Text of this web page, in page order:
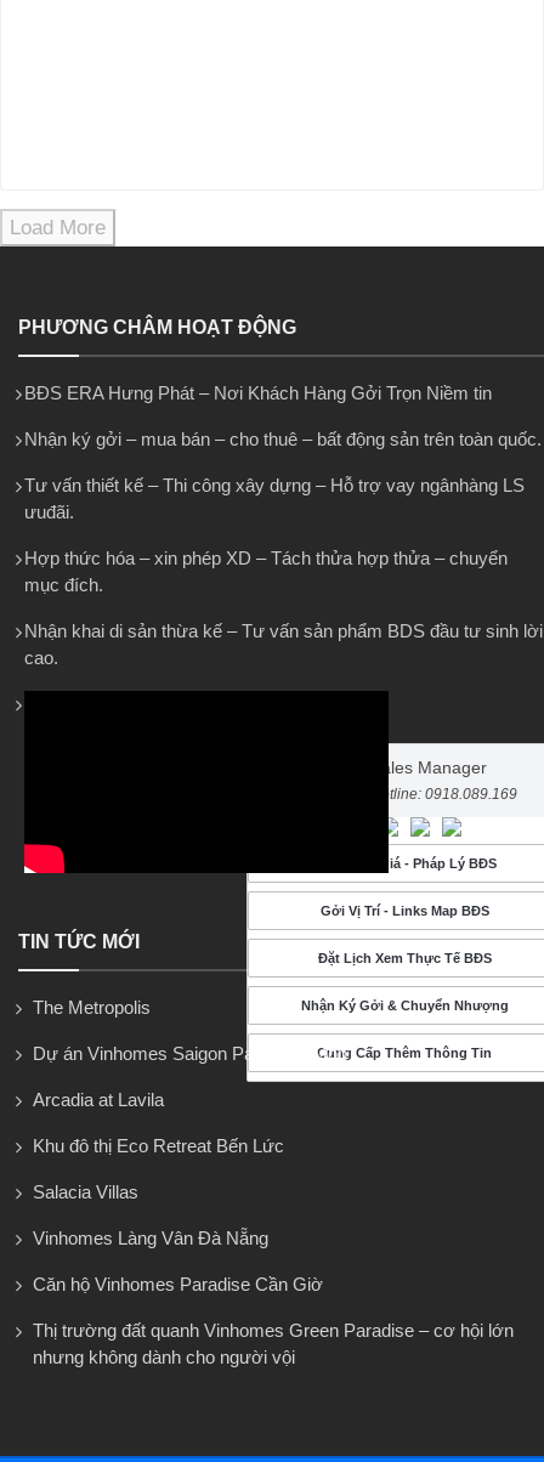
Load More
Sales Manager
Hotline: 0918.089.169
Gởi Bảng Giá - Pháp Lý BĐS
Gởi Vị Trí - Links Map BĐS
Đặt Lịch Xem Thực Tế BĐS
Nhận Ký Gởi & Chuyển Nhượng
Cung Cấp Thêm Thông Tin
PHƯƠNG CHÂM HOẠT ĐỘNG
BĐS ERA Hưng Phát – Nơi Khách Hàng Gởi Trọn Niềm tin
Nhận ký gởi – mua bán – cho thuê – bất động sản trên toàn quốc.
Tư vấn thiết kế – Thi công xây dựng – Hỗ trợ vay ngânhàng LS
ưuđãi.
Hợp thức hóa – xin phép XD – Tách thửa hợp thửa – chuyển
mục đích.
Nhận khai di sản thừa kế – Tư vấn sản phẩm BDS đầu tư sinh lời
cao.
TIN TỨC MỚI
The Metropolis
Dự án Vinhomes Saigon Park Hóc Môn
Arcadia at Lavila
Khu đô thị Eco Retreat Bến Lức
Salacia Villas
Vinhomes Làng Vân Đà Nẵng
Căn hộ Vinhomes Paradise Cần Giờ
Thị trường đất quanh Vinhomes Green Paradise – cơ hội lớn
nhưng không dành cho người vội